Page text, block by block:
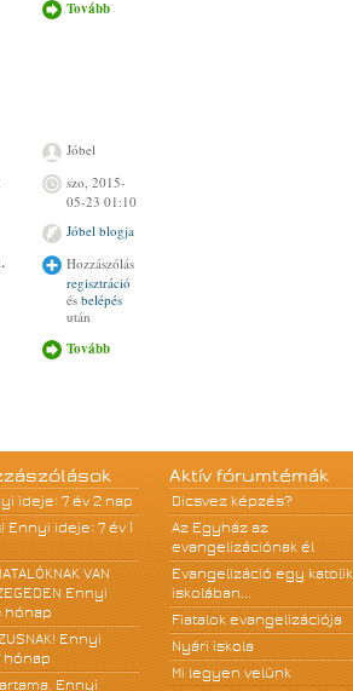
Tovább
Jóbel
szo, 2015-
05-23 01:10
Tovább
Jóbel blogja
Hozzászólás
regisztráció
és belépés
után
ideje: 7 év 2 nap
Ennyi ideje: 7 év 1
VAN
Ennyi
hónap
Ennyi
hónap
Ennyi
Aktív fórumtémák
Dicsvez képzés?
Az Egyház az
evangelizációnak él
Evangelizáció egy
iskolában...
Fiatalok evangelizációja
Nyári iskola
Mi legyen velünk